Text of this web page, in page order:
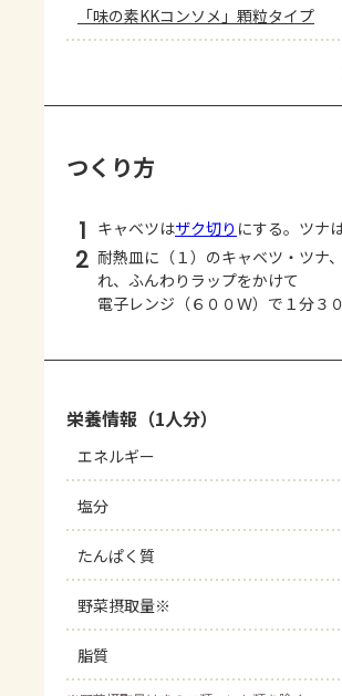
「味の素KKコンソメ」顆粒タイプ
つくり方
1 キャベツはザク切り にする。ツナ
2 耐熱皿に（１）のキャベツ・ツナ
れ、ふんわりラップをかけて
電子レンジ（６００Ｗ）で１分３
栄養情報（1人分）
エネルギー
塩分
たんぱく質
野菜摂取量※
脂質